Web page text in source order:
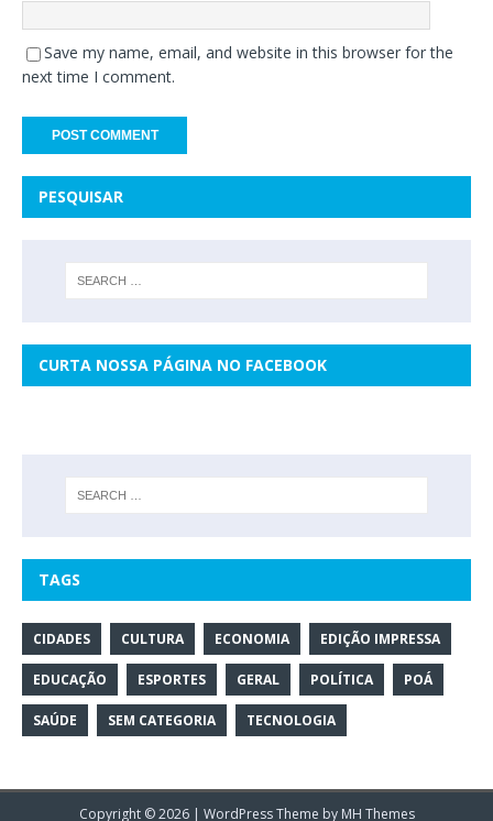
Save my name, email, and website in this browser for the
next time I comment.
PESQUISAR
CURTA NOSSA PÁGINA NO FACEBOOK
TAGS
CIDADES CULTURA ECONOMIA EDIÇÃO IMPRESSA
EDUCAÇÃO ESPORTES GERAL POLÍTICA POÁ
SAÚDE SEM CATEGORIA TECNOLOGIA
Copyright © 2026 | WordPress Theme by MH Themes